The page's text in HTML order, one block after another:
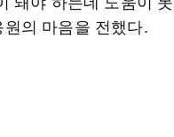
의 마음을 전했다.